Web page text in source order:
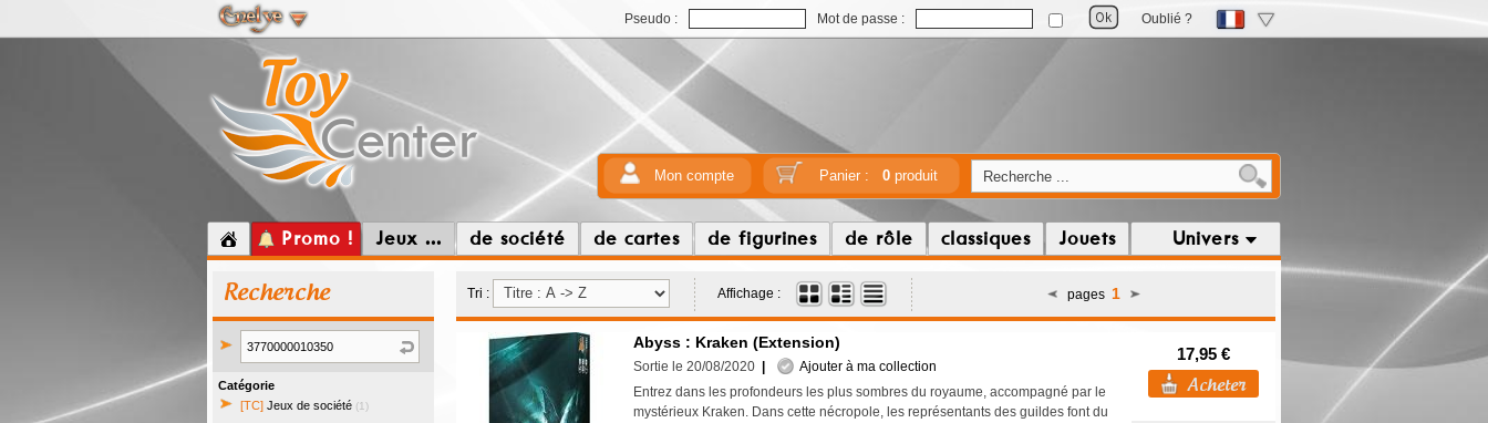
Pseudo : Mot de passe : Oublié ?
Mon compte Panier : 0produit
Promo ! Jeux ... de société de cartes de figurines de rôle classiques Jouets Univers
Recherche
Catégorie
[TC] Jeux de société (1)
Tri : Affichage : pages 1
Abyss : Kraken (Extension)
Sortie le 20/08/2020
Ajouter à ma collection
Entrez dans les profondeurs les plus sombres du royaume, accompagné par le
mystérieux Kraken. Dans cette nécropole, les représentants des guildes font du
17,95 €